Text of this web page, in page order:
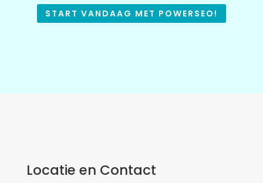
START VANDAAG MET POWERSEO!
Locatie en Contact